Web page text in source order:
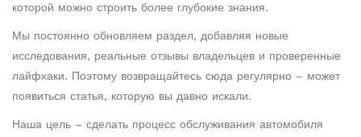
которой можно строить более глубокие знания.
Мы постоянно обновляем раздел, добавляя новые
исследования, реальные отзывы владельцев и проверенные
лайфхаки. Поэтому возвращайтесь сюда регулярно – может
появиться статья, которую вы давно искали.
Наша цель – сделать процесс обслуживания автомобиля